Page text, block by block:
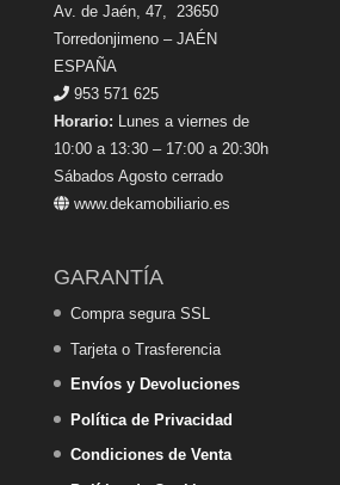
Av. de Jaén, 47, 23650
Torredonjimeno – JAÉN
ESPAÑA
953 571 625
Horario: Lunes a viernes de
10:00 a 13:30 – 17:00 a 20:30h
Sábados Agosto cerrado
www.dekamobiliario.es
GARANTÍA
Compra segura SSL
Tarjeta o Trasferencia
Envíos y Devoluciones
Política de Privacidad
Condiciones de Venta